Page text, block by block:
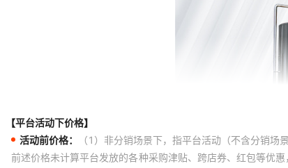
【平台活动下价格】
活动前价格：
（1）非分销场景下，指平台活动（不含分销
前述价格未计算平台发放的各种采购津贴、跨店券、红包等优